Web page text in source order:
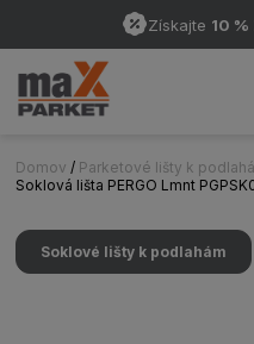
Získajte 10 %
Domov / Parketové lišty k
Soklová lišta PERGO Lmnt
Soklové lišty k podlahám